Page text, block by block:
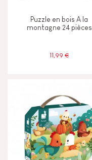
Puzzle en bois A la
montagne 24 pièces
11,99 €